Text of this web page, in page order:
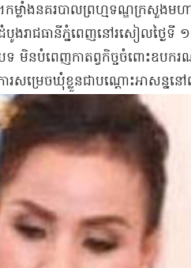
ាំង​នគរបាល​ព្រហ្មទណ្ឌ​ក្រសួងមហាផ្
រាជធានី​ភ្នំពេញ​នៅ​រសៀល​ថ្ងៃទី
បទ មិន​បំពេញ​កាតព្វកិច្ច​ចំពោះ​ឧប
ម្រេច​ឃុំខ្លួន​ជា​បណ្ដោះអាសន្ន​នៅ​ព